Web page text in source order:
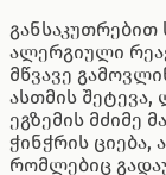
განსაკუთრებით
ალერგიული
მწვავე
ასთმის
ეგზემის მძიმე
ჭინჭრის ციება,
რომლებიც